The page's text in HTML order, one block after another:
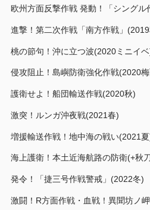
欧州方面反撃作戦 発動！「シングル
進撃！第二次作戦「南方作戦」
桃の節句！沖に立つ波(2020ミニイ
侵攻阻止！島嶼防衛強化作戦(2020
護衛せよ！船団輸送作戦(2020秋)
激突！ルンガ沖夜戦(2021春)
増援輸送作戦！地中海の戦い(2021
海上護衛！本土近海航路の防衛(+秋
発令！「捷三号作戦警戒」(2022冬)
激闘！R方面作戦・血戦！異聞坊ノ